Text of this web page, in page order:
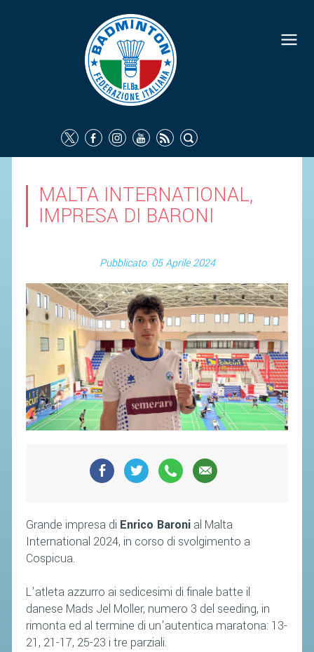
MALTA INTERNATIONAL,
IMPRESA DI BARONI
Pubblicato: 05 Aprile 2024
Grande impresa di Enrico Baroni al Malta
International 2024, in corso di svolgimento a
Cospicua.
L'atleta azzurro ai sedicesimi di finale batte il
danese Mads Jel Moller, numero 3 del seeding, in
rimonta ed al termine di un'autentica maratona: 13-
21, 21-17, 25-23 i tre parziali.